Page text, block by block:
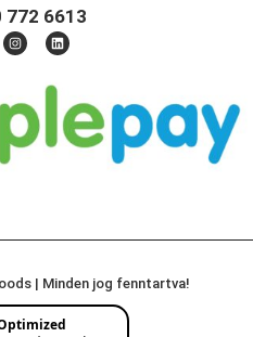
772 6613
| Minden jog fenntartva!